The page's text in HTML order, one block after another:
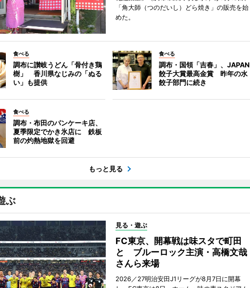
「角大師（つのだいし）どら焼き」の販売を始
めた。
食べる
調布に讃岐うどん「骨付き鶏
樹」 香川県なじみの「ぬる
い」も提供
食べる
調布・国領「吉春」、JAPAN
餃子大賞最高金賞 昨年の水
餃子部門に続き
食べる
調布・布田のパンケーキ店、
夏季限定でかき氷店に 鉄板
前の灼熱地獄を回避
もっと見る
ぶ
見る・遊ぶ
FC東京、開幕戦は味スタで町田
と ブルーロック主演・高橋文哉
さんら来場
2026／27明治安田J1リーグが8月7日に開幕